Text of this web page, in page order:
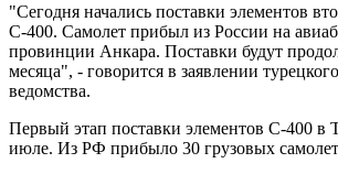
"Сегодня начались поставки элементов
С-400. Самолет прибыл из России на
провинции Анкара. Поставки будут
месяца", - говорится в заявлении
ведомства.
Первый этап поставки элементов С-400 в
июле. Из РФ прибыло 30 грузовых